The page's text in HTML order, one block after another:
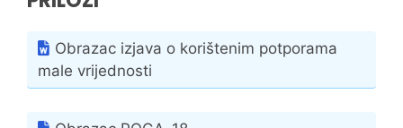
Obrazac izjava o korištenim potporama
male vrijednosti